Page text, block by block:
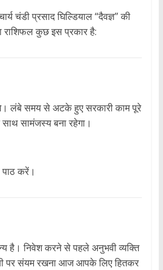
चंडी प्रसाद घिल्डियाल “दैवज्ञ” की
कुछ इस प्रकार है:
लंबे समय से अटके हुए सरकारी काम पूरे
सामंजस्य बना रहेगा।
पाठ करें।
है। निवेश करने से पहले अनुभवी व्यक्ति
पर संयम रखना आज आपके लिए हितकर